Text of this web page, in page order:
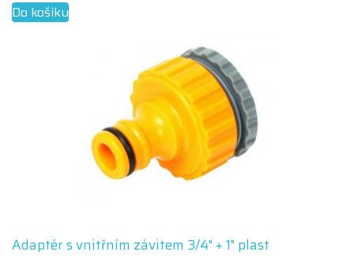
Do košíku
Adaptér s vnitřním závitem 3/4" + 1" plast